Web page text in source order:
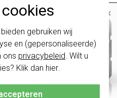
gebruiken wij
en (gepersonaliseerde)
ons privacybeleid. Wilt u
Klik dan hier.
0 stuk(s)
2-voudig zonder
Standaard
zonder randaarde,
×
Ze zijn
zodat je